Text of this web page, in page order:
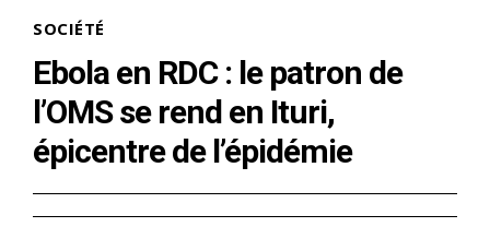
SOCIÉTÉ
Ebola en RDC : le patron de
l’OMS se rend en Ituri,
épicentre de l’épidémie